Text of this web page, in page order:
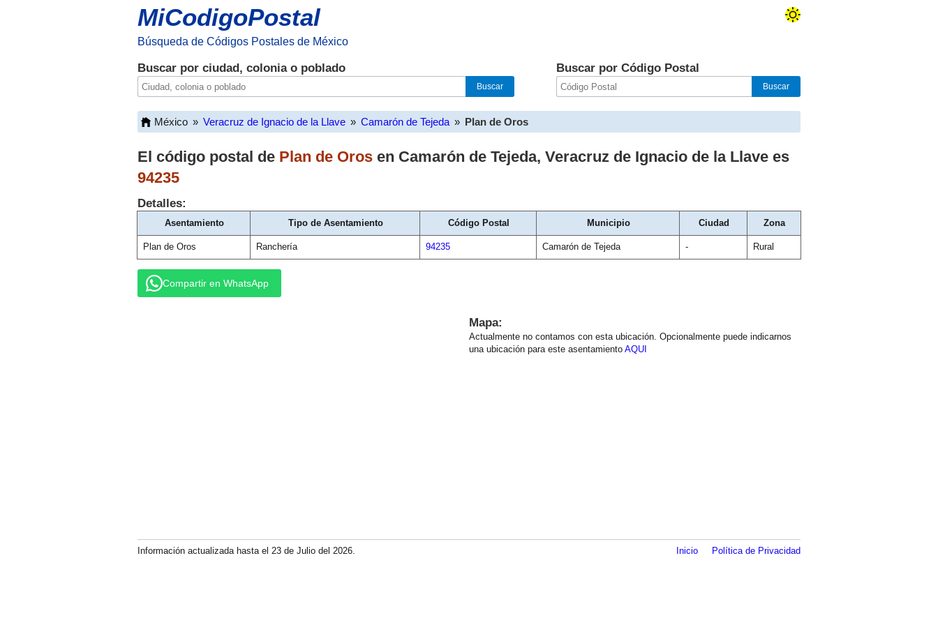
MiCodigoPostal
Búsqueda de Códigos Postales de México
Buscar por ciudad, colonia o poblado Buscar por Código Postal
México » Veracruz de Ignacio de la Llave » Camarón de Tejeda » Plan de Oros
El código postal de Plan de Oros en Camarón de Tejeda, Veracruz de Ignacio de la Llave es
94235
Detalles:
Asentamiento Tipo de Asentamiento Código Postal Municipio Ciudad Zona
Plan de Oros Ranchería 94235 Camarón de Tejeda - Rural
Compartir en WhatsApp
Mapa:
Actualmente no contamos con esta ubicación. Opcionalmente puede indicarnos
una ubicación para este asentamiento AQUI
Información actualizada hasta el 23 de Julio del 2026. Inicio Política de Privacidad